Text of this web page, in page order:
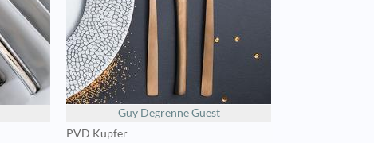
Guy Degrenne Guest
PVD Kupfer